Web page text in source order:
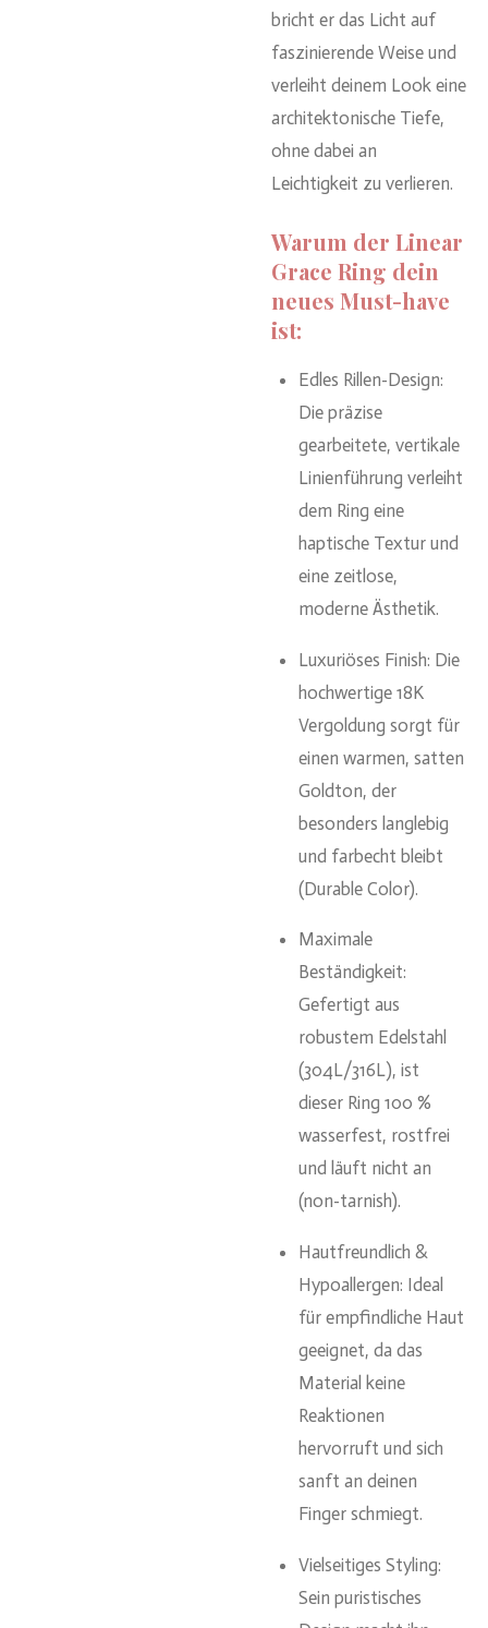
bricht er das Licht auf
faszinierende Weise und
verleiht deinem Look eine
architektonische Tiefe,
ohne dabei an
Leichtigkeit zu verlieren.
Warum der Linear
Grace Ring dein
neues Must-have
ist:
Edles Rillen-Design:
Die präzise
gearbeitete, vertikale
Linienführung verleiht
dem Ring eine
haptische Textur und
eine zeitlose,
moderne Ästhetik.
Luxuriöses Finish: Die
hochwertige 18K
Vergoldung sorgt für
einen warmen, satten
Goldton, der
besonders langlebig
und farbecht bleibt
(Durable Color).
Maximale
Beständigkeit:
Gefertigt aus
robustem Edelstahl
(304L/316L), ist
dieser Ring 100 %
wasserfest, rostfrei
und läuft nicht an
(non-tarnish).
Hautfreundlich &
Hypoallergen: Ideal
für empfindliche Haut
geeignet, da das
Material keine
Reaktionen
hervorruft und sich
sanft an deinen
Finger schmiegt.
Vielseitiges Styling:
Sein puristisches